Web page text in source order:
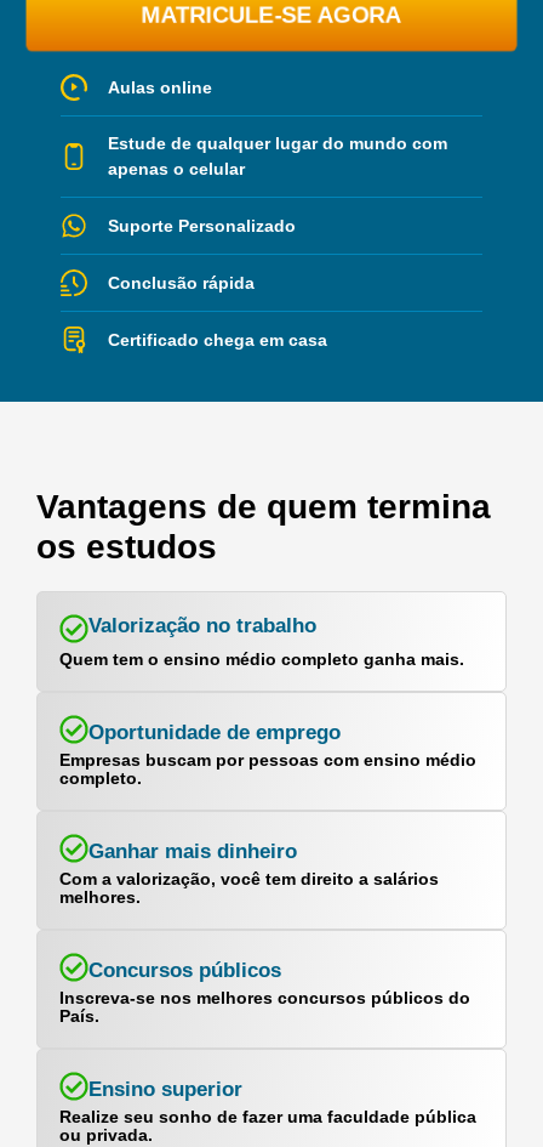
MATRICULE-SE AGORA
Aulas online
Estude de qualquer lugar do mundo com
apenas o celular
Suporte Personalizado
Conclusão rápida
Certificado chega em casa
Vantagens de quem termina
os estudos
Valorização no trabalho
Quem tem o ensino médio completo ganha mais.
Oportunidade de emprego​
Empresas buscam por pessoas com ensino médio
completo.
Ganhar mais dinheiro
Com a valorização, você tem direito a salários
melhores.
Concursos públicos
Inscreva-se nos melhores concursos públicos do
País.​​
Ensino superior
Realize seu sonho de fazer uma faculdade pública
ou privada.